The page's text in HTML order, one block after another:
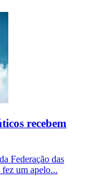
recebem
Federação das
um apelo...